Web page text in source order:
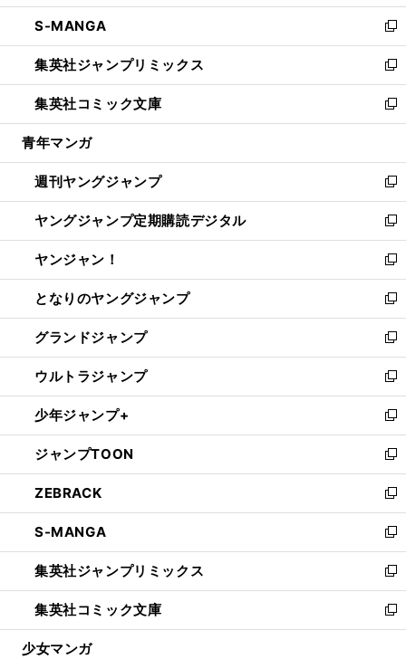
開
く
ウ
で
開
く
ン
ド
ウ
で
開
く
ウ
ィ
ン
ド
ウ
で
開
し
い
ウ
ィ
ン
ド
ウ
開
く
S-MANGA
新
し
い
ウ
ィ
ン
ウ
で
開
く
集英社ジャンプリミックス
新
し
い
ウ
ン
ド
ウ
で
開
く
集英社コミック文庫
新
し
ウ
ィ
ン
ド
ウ
で
開
く
青年マンガ
週刊ヤングジャンプ
新
し
い
ウ
ィ
ン
ド
ウ
で
開
く
ヤングジャンプ定期購読デジタル
新
し
い
ウ
ィ
ン
ド
ウ
で
開
く
ヤンジャン！
新
し
い
ウ
ィ
ン
ド
ウ
で
開
く
となりのヤングジャンプ
新
し
い
ウ
ィ
ン
ド
ウ
で
開
く
グランドジャンプ
新
し
い
ウ
ィ
ン
ド
ウ
で
開
く
ウルトラジャンプ
新
し
い
ウ
ィ
ン
ド
ウ
で
開
く
少年ジャンプ+
新
し
い
ウ
ィ
ン
ド
ウ
で
開
く
ジャンプTOON
新
し
い
ウ
ィ
ン
ド
ウ
で
開
ZEBRACK
新
し
い
ウ
ィ
ン
ド
ウ
S-MANGA
新
し
い
ウ
ィ
ン
集英社ジャンプリミックス
新
し
い
ウ
集英社コミック文庫
新
し
少女マンガ